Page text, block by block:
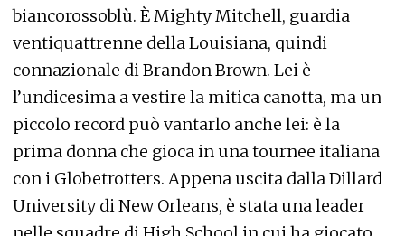
biancorossoblù. È Mighty Mitchell, guardia
ventiquattrenne della Louisiana, quindi
connazionale di Brandon Brown. Lei è
l’undicesima a vestire la mitica canotta, ma un
piccolo record può vantarlo anche lei: è la
prima donna che gioca in una tournee italiana
con i Globetrotters. Appena uscita dalla Dillard
University di New Orleans, è stata una leader